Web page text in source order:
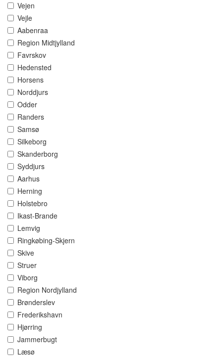
Vejen
Vejle
Aabenraa
Region Midtjylland
Favrskov
Hedensted
Horsens
Norddjurs
Odder
Randers
Samsø
Silkeborg
Skanderborg
Syddjurs
Aarhus
Herning
Holstebro
Ikast-Brande
Lemvig
Ringkøbing-Skjern
Skive
Struer
Viborg
Region Nordjylland
Brønderslev
Frederikshavn
Hjørring
Jammerbugt
Læsø